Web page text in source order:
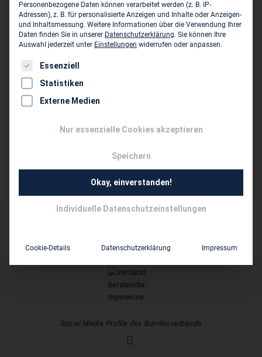
tetra ingenieure GmbH
Rosa-Luxemburg-Str. 30
D-16816 Neuruppin
03391/39620
10 bis 50
Social Media Profile des Bundesverbands
Personenbezogene Daten können verarbeitet werden (z. B. IP-
Adressen), z. B. für personalisierte Anzeigen und Inhalte oder Anzeigen-
und Inhaltsmessung. Weitere Informationen über die Verwendung Ihrer
Daten finden Sie in unserer Datenschutzerklärung. Sie können Ihre
Auswahl jederzeit unter Einstellungen widerrufen oder anpassen.
Es folgt eine Liste der Service-Gruppen, für die eine
Essenziell
Statistiken
Externe Medien
Nur essenzielle Cookies akzeptieren
Speichern
Okay, einverstanden!
Individuelle Datenschutzeinstellungen
Cookie-Details Datenschutzerklärung Impressum